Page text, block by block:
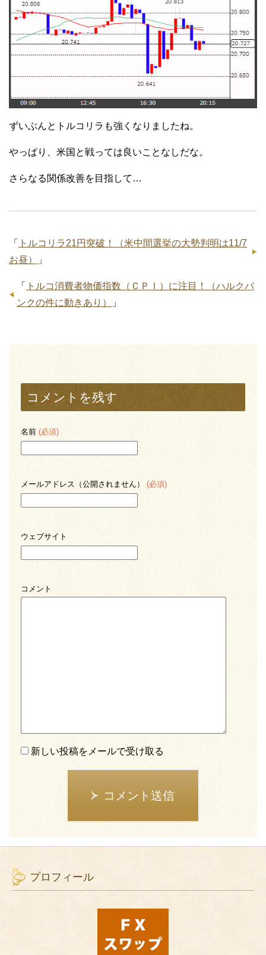
ずいぶんとトルコリラも強くなりましたね。
やっぱり、米国と戦っては良いことなしだな。
さらなる関係改善を目指して…
「
トルコリラ21円突破！（米中間選挙の大勢判明は11/7
お昼）
」
「
トルコ消費者物価指数（ＣＰＩ）に注目！（ハルクバ
ンクの件に動きあり）
」
コメントを残す
名前 (必須)
メールアドレス（公開されません） (必須)
ウェブサイト
コメント
新しい投稿をメールで受け取る
コメント送信
プロフィール